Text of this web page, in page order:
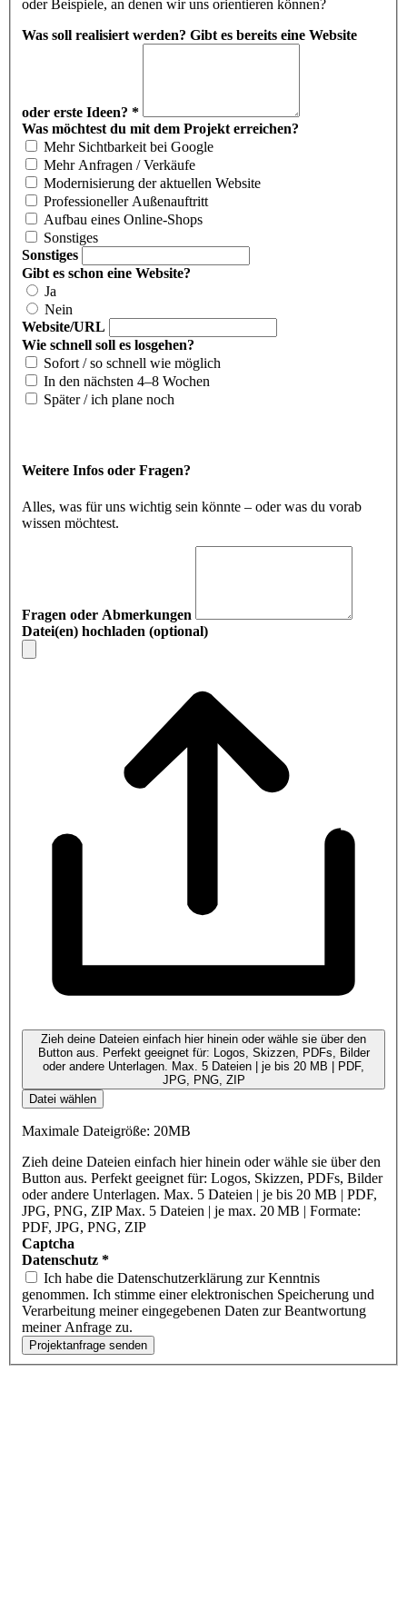
oder Beispiele, an denen wir uns orientieren können?
Was soll realisiert werden? Gibt es bereits eine Website
oder erste Ideen? *
Was möchtest du mit dem Projekt erreichen?
Mehr Sichtbarkeit bei Google
Mehr Anfragen / Verkäufe
Modernisierung der aktuellen Website
Professioneller Außenauftritt
Aufbau eines Online-Shops
Sonstiges
Sonstiges
Gibt es schon eine Website?
Ja
Nein
Website/URL
Wie schnell soll es losgehen?
Sofort / so schnell wie möglich
In den nächsten 4–8 Wochen
Später / ich plane noch
Weitere Infos oder Fragen?
Alles, was für uns wichtig sein könnte – oder was du vorab
wissen möchtest.
Fragen oder Abmerkungen
Datei(en) hochladen (optional)
Zieh deine Dateien einfach hier hinein oder wähle sie über den
Button aus. Perfekt geeignet für: Logos, Skizzen, PDFs, Bilder
oder andere Unterlagen. Max. 5 Dateien | je bis 20 MB | PDF,
JPG, PNG, ZIP
Datei wählen
Maximale Dateigröße: 20MB
Zieh deine Dateien einfach hier hinein oder wähle sie über den
Button aus. Perfekt geeignet für: Logos, Skizzen, PDFs, Bilder
oder andere Unterlagen. Max. 5 Dateien | je bis 20 MB | PDF,
JPG, PNG, ZIP Max. 5 Dateien | je max. 20 MB | Formate:
PDF, JPG, PNG, ZIP
Captcha
Datenschutz *
genommen. Ich stimme einer elektronischen Speicherung und
Verarbeitung meiner eingegebenen Daten zur Beantwortung
meiner Anfrage zu.
Projektanfrage senden